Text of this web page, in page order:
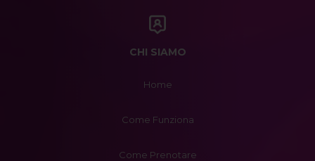
CHI SIAMO
Home
Come Funziona
Come Prenotare